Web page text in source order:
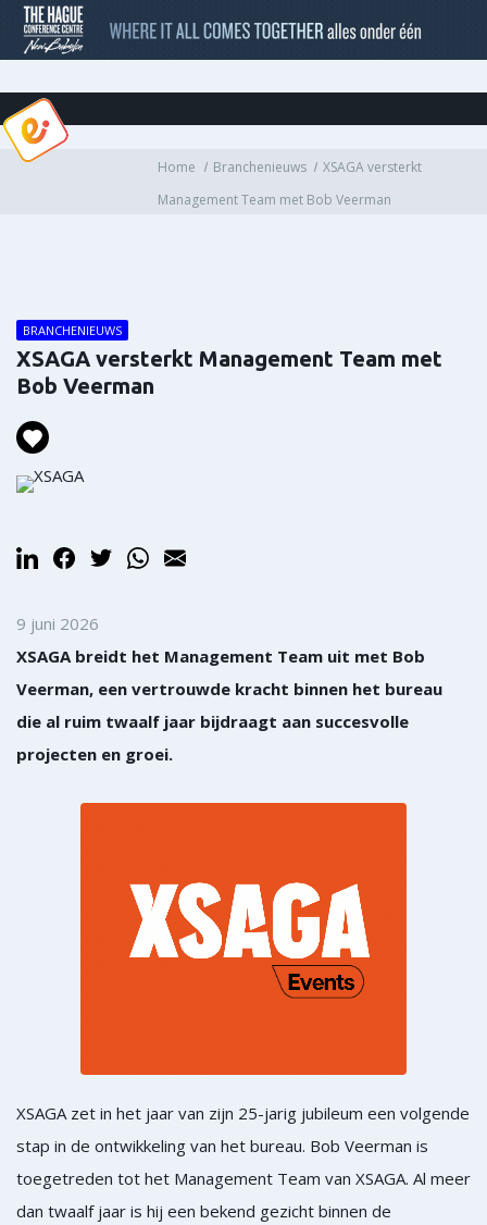
Home Branchenieuws
XSAGA versterkt
Management Team met Bob Veerman
BRANCHENIEUWS
XSAGA versterkt Management Team met
Bob Veerman
9 juni 2026
XSAGA breidt het Management Team uit met Bob
Veerman, een vertrouwde kracht binnen het bureau
die al ruim twaalf jaar bijdraagt aan succesvolle
projecten en groei.
XSAGA zet in het jaar van zijn 25-jarig jubileum een volgende
stap in de ontwikkeling van het bureau. Bob Veerman is
toegetreden tot het Management Team van XSAGA. Al meer
dan twaalf jaar is hij een bekend gezicht binnen de